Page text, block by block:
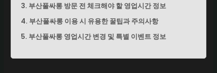
3. 부산풀싸롱 방문 전 체크해야 할 영업시간 정보
4. 부산풀싸롱 이용 시 유용한 꿀팁과 주의사항
5. 부산풀싸롱 영업시간 변경 및 특별 이벤트 정보